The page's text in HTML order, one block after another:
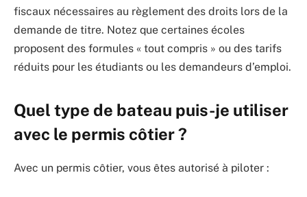
fiscaux nécessaires au règlement des droits lors de la
demande de titre. Notez que certaines écoles
proposent des formules « tout compris » ou des tarifs
réduits pour les étudiants ou les demandeurs d’emploi.
Quel type de bateau puis-je utiliser
avec le permis côtier ?
Avec un permis côtier, vous êtes autorisé à piloter :